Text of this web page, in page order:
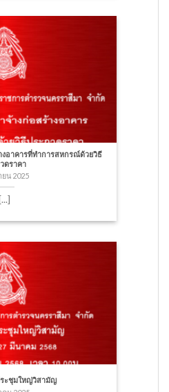
งอาคารที่ทำการสหกรณ์ด้วยวิธี
ดราคา
ยน 2025
[...]
ระชุมใหญ่วิสามัญ